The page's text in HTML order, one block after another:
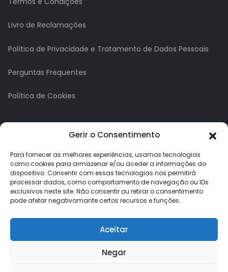
Gerir o Consentimento
Para fornecer as melhores experiências, usamos tecnologias
como cookies para armazenar e/ou aceder a informações do
dispositivo. Consentir com essas tecnologias nos permitirá
processar dados, como comportamento de navegação ou IDs
exclusivos neste site. Não consentir ou retirar o consentimento
pode afetar negativamante certos recursos e funções.
Aceitar
Negar
Livro de Reclamações
Política de Privacidade e Tratamento de Dados Pessoais
Perguntas Frequentes
Política de Cookies
A minha conta
A Minha Conta
Histórico de Pedidos
Lista de Desejos
Newsletter